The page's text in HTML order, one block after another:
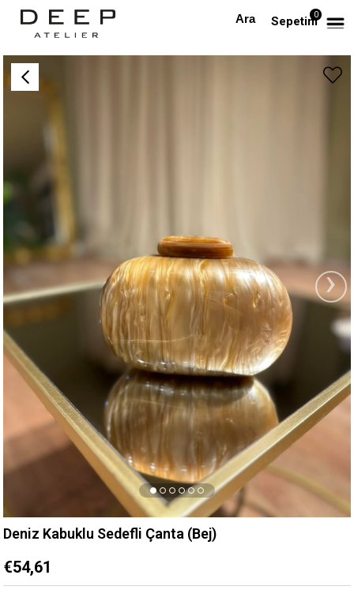
Sepetim0
Anasayfa AKSESUAR Deniz Kabuklu Sedefli Çanta (Bej)
›
Deniz Kabuklu Sedefli Çanta (Bej)
€54,61